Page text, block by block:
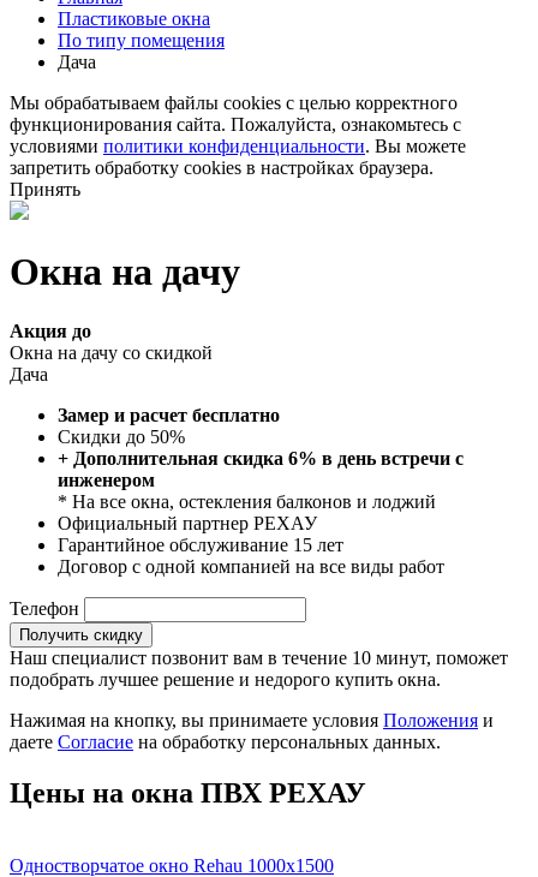
Пластиковые окна
По типу помещения
Дача
Мы обрабатываем файлы cookies с целью корректного
функционирования сайта. Пожалуйста, ознакомьтесь с
условиями политики конфиденциальности. Вы можете
запретить обработку cookies в настройках браузера.
Принять
Окна на дачу
Акция до
Окна на дачу со скидкой
Дача
Замер и расчет бесплатно
Скидки до 50%
+ Дополнительная скидка 6% в день встречи с
инженером
* На все окна, остекления балконов и лоджий
Официальный партнер РЕХАУ
Гарантийное обслуживание 15 лет
Договор с одной компанией на все виды работ
Телефон
Получить скидку
Наш специалист позвонит вам в течение 10 минут, поможет
подобрать лучшее решение и недорого купить окна.
Нажимая на кнопку, вы принимаете условия Положения и
даете Согласие на обработку персональных данных.
Цены на окна ПВХ РЕХАУ
Одностворчатое окно Rehau 1000х1500